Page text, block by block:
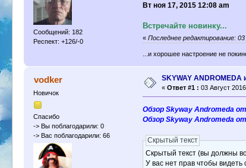
Сообщений: 182
Респект: +126/-0
Вт ноя 17, 2015 12:08 am
Встречайте новинку...
« Последнее редактирование:
...и хорошее настроение не
vodker
Новичок
Спасибо
-> Вы поблагодарили: 0
-> Вас поблагодарили: 66
SKYWAY ANDROMEDA
«Ответ #1 : 03 Август
Обзор Skyway Andromeda
Обзор Skyway Andromeda
Скрытый текст
Скрытый текст (вы должны
У вас нет прав чтобы видеть